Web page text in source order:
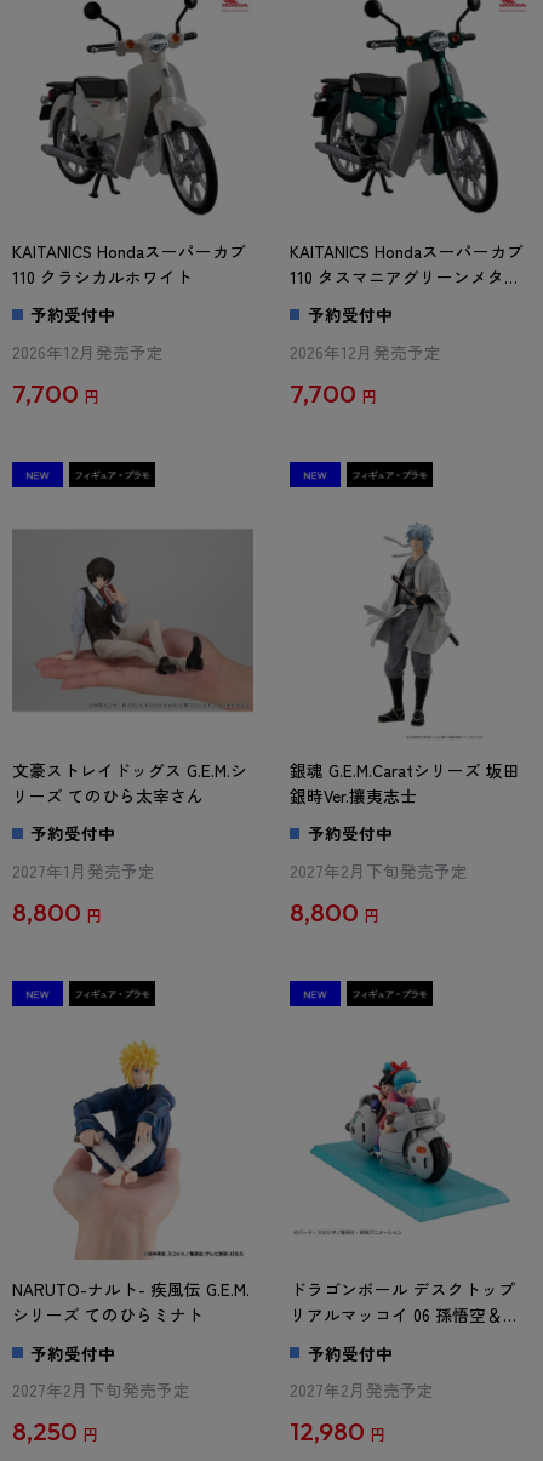
KAITANICS Hondaスーパーカブ
110 クラシカルホワイト
予約受付中
2026年12月発売予定
7,700 円
KAITANICS Hondaスーパーカブ
110 タスマニアグリーンメタリ
ック
予約受付中
2026年12月発売予定
7,700 円
文豪ストレイドッグス G.E.M.シ
リーズ てのひら太宰さん
予約受付中
2027年1月発売予定
8,800 円
銀魂 G.E.M.Caratシリーズ 坂田
銀時Ver.攘夷志士
予約受付中
2027年2月下旬発売予定
8,800 円
NARUTO-ナルト- 疾風伝 G.E.M.
シリーズ てのひらミナト
予約受付中
2027年2月下旬発売予定
8,250 円
ドラゴンボール デスクトップ
リアルマッコイ 06 孫悟空＆ブ
ルマ -限定復刻仕様版-
予約受付中
2027年2月発売予定
12,980 円